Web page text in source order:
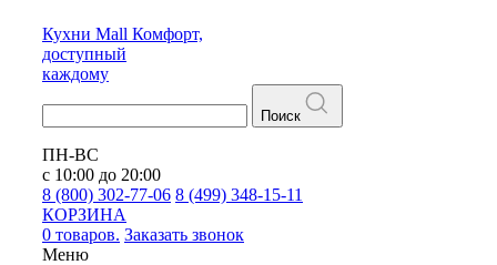
Кухни Mall Комфорт,
доступный
каждому
Поиск
ПН-ВС
с 10:00 до 20:00
8 (800) 302-77-06 8 (499) 348-15-11
КОРЗИНА
0 товаров. Заказать звонок
Меню